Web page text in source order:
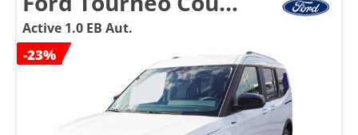
Active 1.0 EB Aut.
-23%